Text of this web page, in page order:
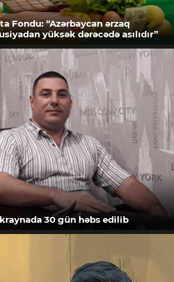
Fondu: “Azərbaycan ərzaq
yüksək dərəcədə asılıdır”
30 gün həbs edilib